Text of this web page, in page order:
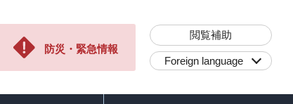
防災・緊急情報
閲覧補助
Foreign language